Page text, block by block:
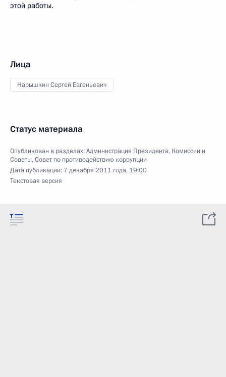
этой работы.
Лица
Нарышкин Сергей Евгеньевич
Статус материала
Опубликован в разделах:Администрация Президента, Комиссии и
Советы,Совет по противодействию коррупции
Дата публикации: 7 декабря 2011 года, 19:00
Текстовая версия